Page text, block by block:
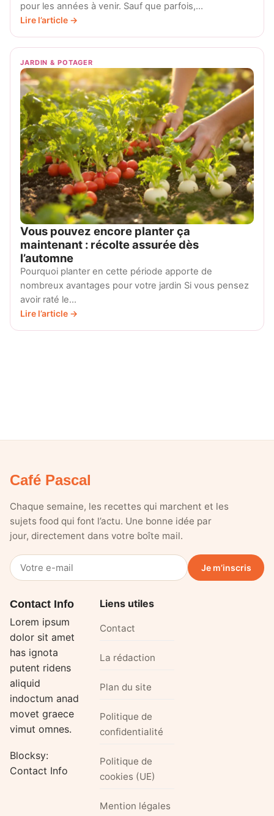
pour les années à venir. Sauf que parfois,…
Lire l’article →
JARDIN & POTAGER
Vous pouvez encore planter ça
maintenant : récolte assurée dès
l’automne
Pourquoi planter en cette période apporte de
nombreux avantages pour votre jardin Si vous pensez
avoir raté le…
Lire l’article →
Café Pascal
Chaque semaine, les recettes qui marchent et les
sujets food qui font l’actu. Une bonne idée par
jour, directement dans votre boîte mail.
Votre
e-
Je m’inscris
Contact Info
Lorem ipsum
dolor sit amet
has ignota
putent ridens
aliquid
indoctum anad
movet graece
vimut omnes.
Blocksy:
Contact Info
Liens utiles
Contact
La rédaction
Plan du site
Politique de
confidentialité
Politique de
cookies (UE)
Mention légales